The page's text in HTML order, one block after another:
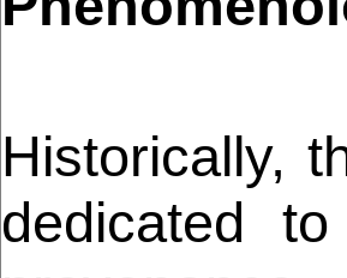
Historically,
dedicated